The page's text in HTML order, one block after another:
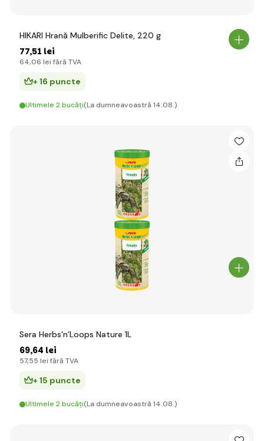
HIKARI Hrană Mulberific Delite, 220 g
77,51 lei
64,06 lei fără TVA
+ 16 puncte
Ultimele 2 bucăți(La dumneavoastră 14.08.)
Sera Herbs’n’Loops Nature 1L
69,64 lei
57,55 lei fără TVA
+ 15 puncte
Ultimele 2 bucăți(La dumneavoastră 14.08.)